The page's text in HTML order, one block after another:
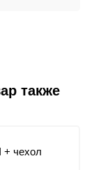
также
+ чехол